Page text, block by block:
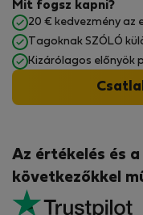
Az értékelés és
következőkkel
Mit fogsz kapni?
20 € kedvezmény az
Tagoknak SZÓLÓ
Kizárólagos előnyök